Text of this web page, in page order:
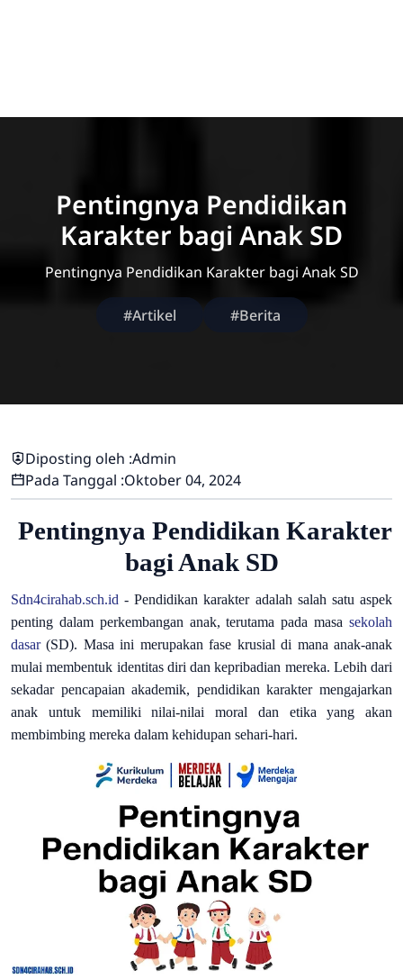
Pentingnya Pendidikan
Karakter bagi Anak SD
Pentingnya Pendidikan Karakter bagi Anak SD
#Artikel #Berita
Diposting oleh :Admin
Pada Tanggal :Oktober 04, 2024
Pentingnya Pendidikan Karakter
bagi Anak SD
Sdn4cirahab.sch.id -Pendidikan karakter adalah salah satu aspek
penting dalam perkembangan anak, terutama pada masa sekolah
dasar(SD). Masa ini merupakan fase krusial di mana anak-anak
mulai membentuk identitas diri dan kepribadian mereka. Lebih dari
sekadar pencapaian akademik, pendidikan karakter mengajarkan
anak untuk memiliki nilai-nilai moral dan etika yang akan
membimbing mereka dalam kehidupan sehari-hari.